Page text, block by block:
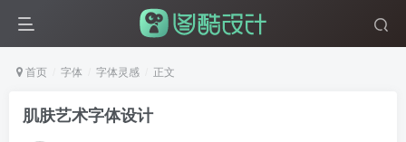
首页 字体 字体灵感 正文
肌肤艺术字体设计